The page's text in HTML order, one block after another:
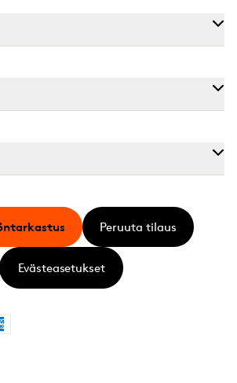
Express
Peruuta tilaus
Evästeasetukset